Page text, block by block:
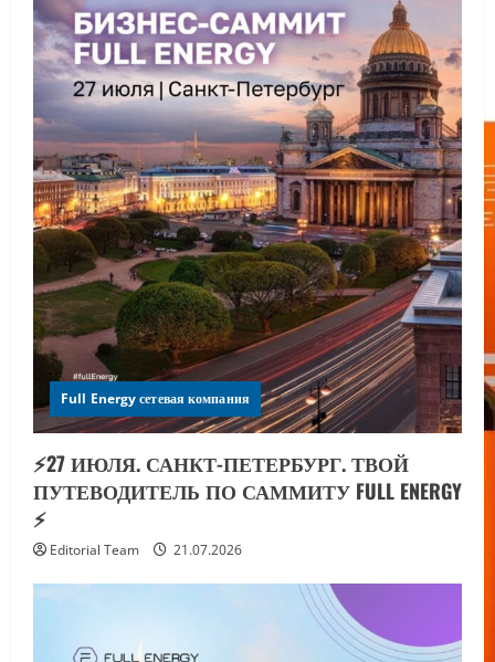
Full Energy сетевая компания
⚡️27 ИЮЛЯ. САНКТ-ПЕТЕРБУРГ. ТВОЙ
ПУТЕВОДИТЕЛЬ ПО САММИТУ FULL ENERGY
⚡️
Editorial Team 21.07.2026